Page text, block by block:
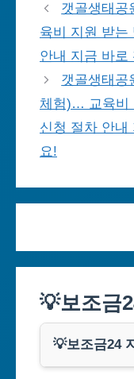
갯골생태
육비 지원 받는
안내 지금 바로
갯골생태공
체험)… 교육비
신청 절차 안내
요!
💡보조금
💡보조금24